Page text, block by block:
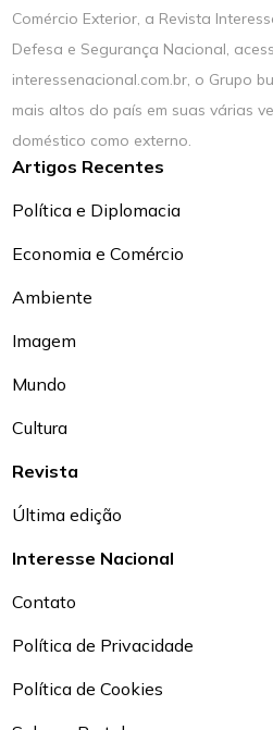
Comércio Exterior, a Revista
Defesa e Segurança Nacional,
interessenacional.com.br, o Grupo
mais altos do país em suas várias
doméstico como externo.
Artigos Recentes
Política e Diplomacia
Economia e Comércio
Ambiente
Imagem
Mundo
Cultura
Revista
Última edição
Interesse Nacional
Contato
Política de Privacidade
Política de Cookies